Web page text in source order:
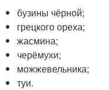
бузины чёрной;
грецкого ореха;
жасмина;
черёмухи;
можжевельника;
туи.